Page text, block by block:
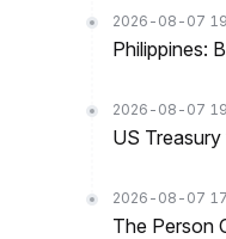
2026-08-07
Philippines:
2026-08-07
US
2026-08-07
The Person